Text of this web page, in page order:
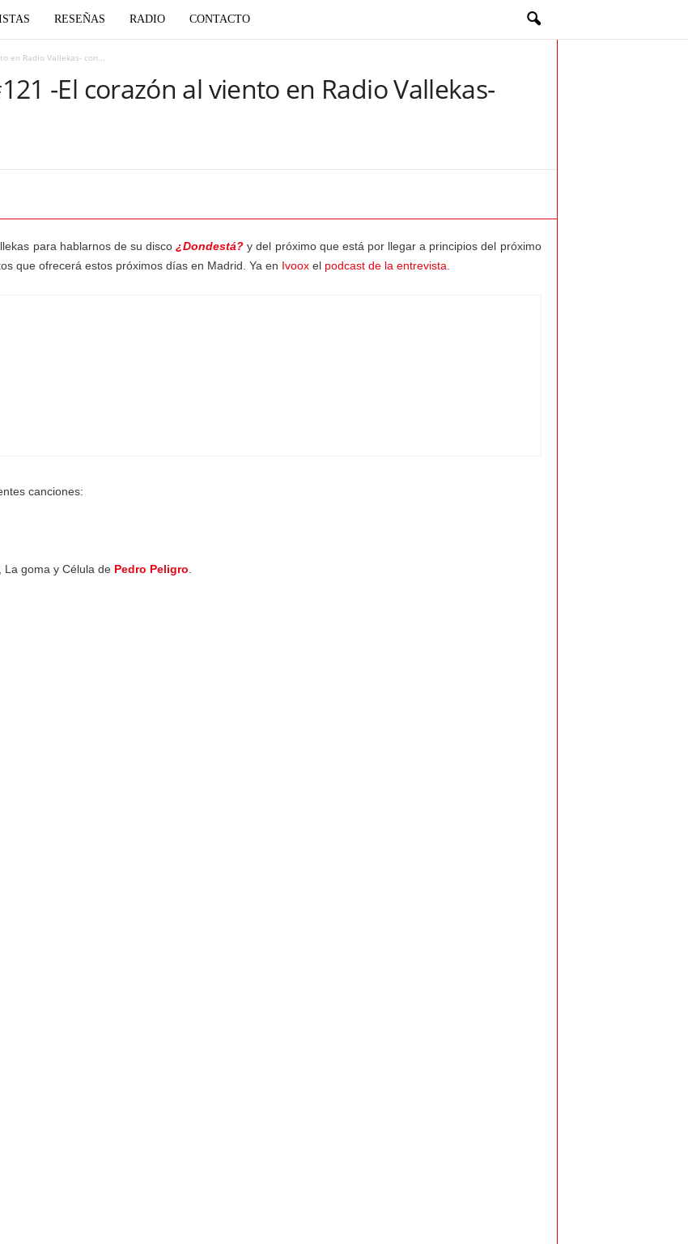
RESEÑAS RADIO CONTACTO
en Radio Vallekas- con...
-El corazón al viento en Radio Vallekas-
para hablarnos de su disco¿Dondestá? y del próximo que está por llegar a principios del próximo
que ofrecerá estos próximos días en Madrid. Ya en Ivooxel podcast de la entrevista
canciones:
La goma y Célula de Pedro Peligro